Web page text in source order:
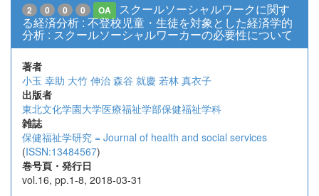
2 0 0 0 OA
スクールソーシャルワークに関す
る経済分析 : 不登校児童・生徒を対象とした経済学的
分析 : スクールソーシャルワーカーの必要性について
著者
小玉 幸助 大竹 伸治 森谷 就慶 若林 真衣子
出版者
東北文化学園大学医療福祉学部保健福祉学科
雑誌
保健福祉学研究 = Journal of health and social services
(ISSN:13484567)
巻号頁・発行日
vol.16, pp.1-8, 2018-03-31